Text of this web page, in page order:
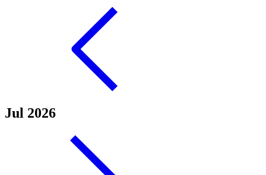
Jul 2026